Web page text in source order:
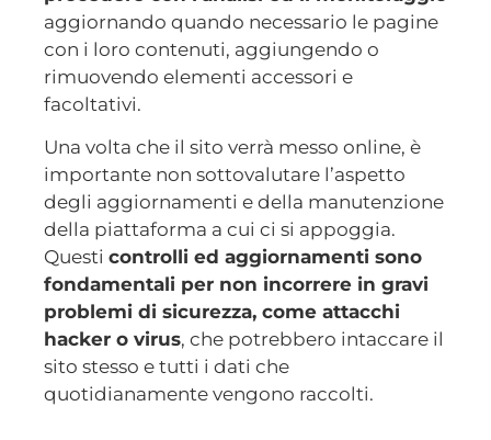
aggiornando quando necessario le pagine
con i loro contenuti, aggiungendo o
rimuovendo elementi accessori e
facoltativi.
Una volta che il sito verrà messo online, è
importante non sottovalutare l’aspetto
degli aggiornamenti e della manutenzione
della piattaforma a cui ci si appoggia.
Questi controlli ed aggiornamenti sono
fondamentali per non incorrere in gravi
problemi di sicurezza, come attacchi
hacker o virus, che potrebbero intaccare il
sito stesso e tutti i dati che
quotidianamente vengono raccolti.